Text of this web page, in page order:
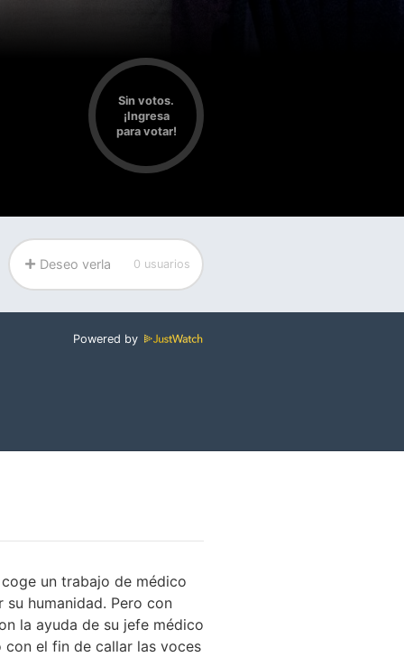
Sin votos.
¡Ingresa
para votar!
Deseo verla 0 usuarios
Powered by
un trabajo de médico
humanidad. Pero con
la ayuda de su jefe médico
el fin de callar las voces